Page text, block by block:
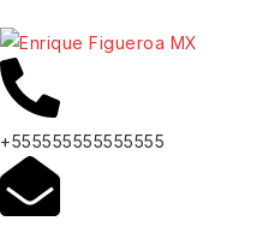
+555555555555555